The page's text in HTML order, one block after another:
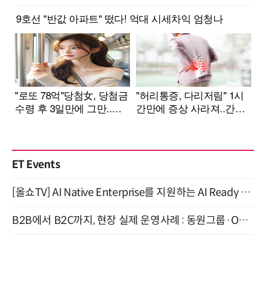
ET Events
[올쇼TV] AI Native Enterprise를 지원하는 AI Ready Data 플랫폼 활용 전략 (8/25 생방송)
B2B에서 B2C까지, 현장 실제 운영사례 : 동원그룹·OCI·다이닝브랜즈그룹·당근 (8/27)